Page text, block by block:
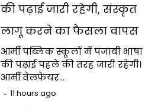
की पढ़ाई जारी रहेगी, संस्कृत
लागू करने का फैसला वापस
आर्मी पब्लिक स्कूलों में पंजाबी भाषा
की पढ़ाई पहले की तरह जारी रहेगी।
आर्मी वेलफेयर…
11 hours ago